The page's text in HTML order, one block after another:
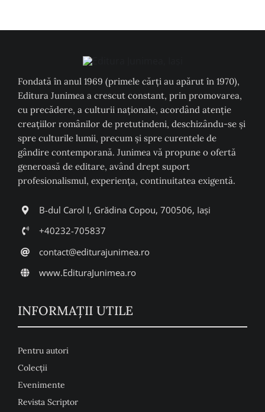
Fondată în anul 1969 (primele cărți au apărut în 1970),
Editura Junimea a crescut constant, prin promovarea,
cu precădere, a culturii naţionale, acordând atenţie
creaţiilor românilor de pretutindeni, deschizându-se şi
spre culturile lumii, precum şi spre curentele de
gândire contemporană. Junimea vă propune o ofertă
generoasă de editare, având drept suport
profesionalismul, experiența, continuitatea exigentă.
B-dul Carol I, Grădina Copou, 700506, Iași
+40232-705837
contact@editurajunimea.ro
www.EdituraJunimea.ro
INFORMAŢII UTILE
Pentru autori
Colecţii
Evenimente
Revista Scriptor